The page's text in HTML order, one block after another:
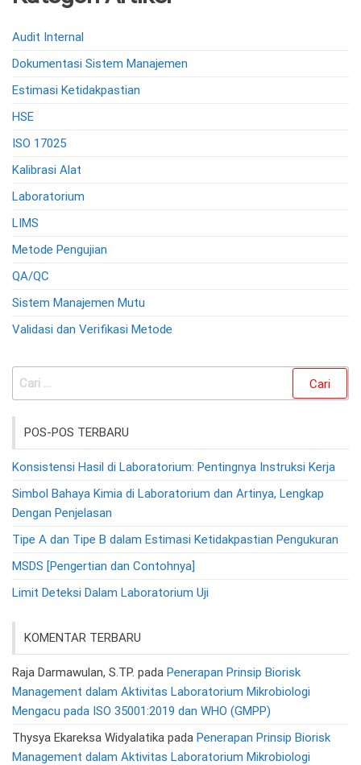
Audit Internal
Dokumentasi Sistem Manajemen
Estimasi Ketidakpastian
HSE
ISO 17025
Kalibrasi Alat
Laboratorium
LIMS
Metode Pengujian
QA/QC
Sistem Manajemen Mutu
Validasi dan Verifikasi Metode
Cari
POS-POS TERBARU
Konsistensi Hasil di Laboratorium: Pentingnya Instruksi Kerja
Simbol Bahaya Kimia di Laboratorium dan Artinya, Lengkap
Dengan Penjelasan
Tipe A dan Tipe B dalam Estimasi Ketidakpastian Pengukuran
MSDS [Pengertian dan Contohnya]
Limit Deteksi Dalam Laboratorium Uji
KOMENTAR TERBARU
Raja Darmawulan, S.TP. pada Penerapan Prinsip Biorisk
Management dalam Aktivitas Laboratorium Mikrobiologi
Mengacu pada ISO 35001:2019 dan WHO (GMPP)
Thysya Ekareksa Widyalatika pada Penerapan Prinsip Biorisk
Management dalam Aktivitas Laboratorium Mikrobiologi